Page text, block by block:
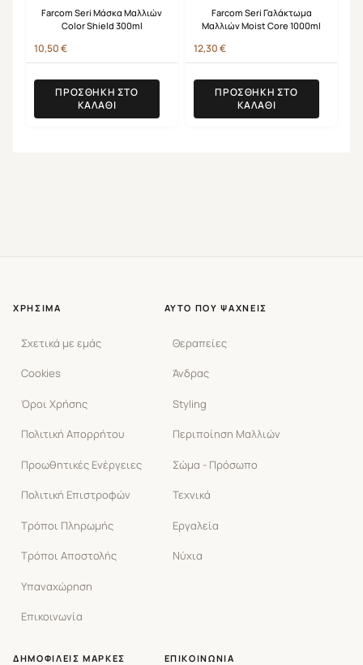
Farcom Seri Μάσκα Μαλλιών
Color Shield 300ml
10,50€
ΠΡΟΣΘΉΚΗ ΣΤΟ
ΚΑΛΆΘΙ
Farcom Seri Γαλάκτωμα
Μαλλιών Moist Core 1000ml
12,30€
ΠΡΟΣΘΉΚΗ ΣΤΟ
ΚΑΛΆΘΙ
ΧΡΉΣΙΜΑ
Σχετικά με εμάς
Cookies
Όροι Χρήσης
Πολιτική Απορρήτου
Προωθητικές Ενέργειες
Πολιτική Επιστροφών
Τρόποι Πληρωμής
Τρόποι Αποστολής
Υπαναχώρηση
Επικοινωνία
ΑΥΤΌ ΠΟΥ ΨΆΧΝΕΙΣ
Θεραπείες
Άνδρας
Styling
Περιποίηση Μαλλιών
Σώμα - Πρόσωπο
Τεχνικά
Εργαλεία
Νύχια
ΔΗΜΟΦΙΛΕΊΣ ΜΆΡΚΕΣ ΕΠΙΚΟΙΝΩΝΊΑ